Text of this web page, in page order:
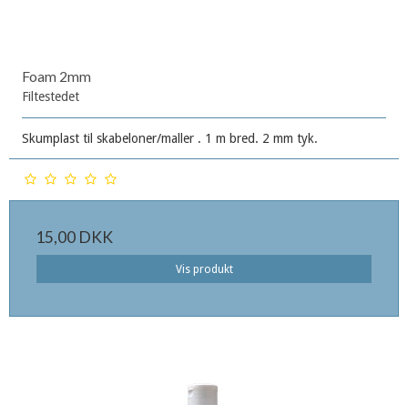
Foam 2mm
Filtestedet
Skumplast til skabeloner/maller . 1 m bred. 2 mm tyk.
15,00 DKK
Vis produkt